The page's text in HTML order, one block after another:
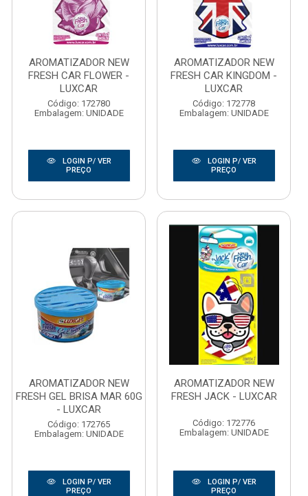
AROMATIZADOR NEW
FRESH CAR FLOWER -
LUXCAR
Código: 172780
Embalagem: UNIDADE
LOGIN P/ VER
PREÇO
AROMATIZADOR NEW
FRESH CAR KINGDOM -
LUXCAR
Código: 172778
Embalagem: UNIDADE
LOGIN P/ VER
PREÇO
AROMATIZADOR NEW
FRESH GEL BRISA MAR 60G
- LUXCAR
Código: 172765
Embalagem: UNIDADE
LOGIN P/ VER
PREÇO
AROMATIZADOR NEW
FRESH JACK - LUXCAR
Código: 172776
Embalagem: UNIDADE
LOGIN P/ VER
PREÇO